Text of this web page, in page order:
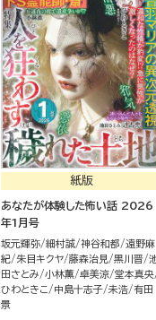
紙版
あなたが体験した怖い話 2026
年1月号
坂元輝弥 細村誠 神谷和都
遠野麻
紀
朱目キクヤ 藤森治見 黒川晋
田さとみ
小林薫 卓美涼 堂本真央
ひわときこ
中島十志子 未浩 有田
景